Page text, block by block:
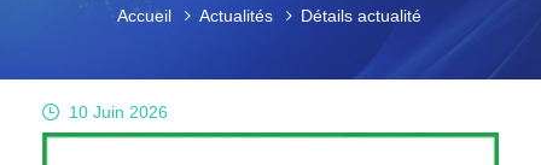
Accueil Actualités Détails actualité
10 Juin 2026